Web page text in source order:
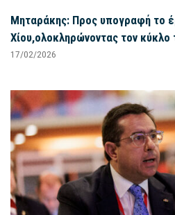
Μηταράκης: Προς υπογραφή το
Χίου,ολοκληρώνοντας τον
17/02/2026